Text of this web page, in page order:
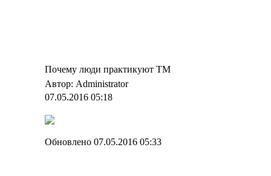
Почему люди практикуют ТМ
Автор: Administrator
07.05.2016 05:18
Обновлено 07.05.2016 05:33